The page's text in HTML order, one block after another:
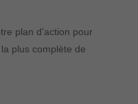
plan d’action pour
plus complète de